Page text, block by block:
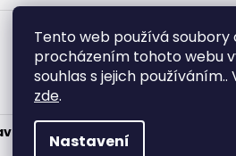
Tento web používá soubory
procházením tohoto webu
souhlas s jejich
zde.
Nastavení
Obchodní podmínky
. Všechna práva vyhrazena.